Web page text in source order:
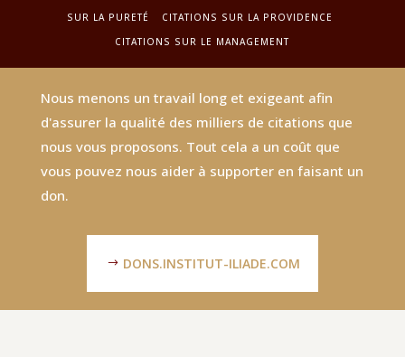
SUR LA PURETÉ
CITATIONS SUR LA PROVIDENCE
CITATIONS SUR LE MANAGEMENT
Nous menons un travail long et exigeant afin
d'assurer la qualité des milliers de citations que
nous vous proposons. Tout cela a un coût que
vous pouvez nous aider à supporter en faisant un
don.
DONS.INSTITUT-ILIADE.COM